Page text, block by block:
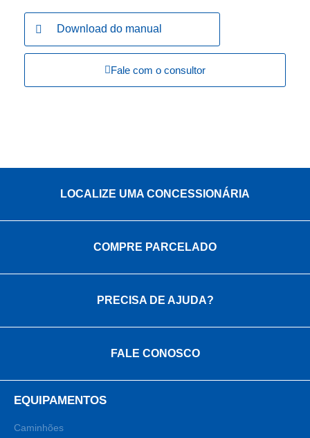
Download do manual
Fale com o consultor
LOCALIZE UMA CONCESSIONÁRIA
COMPRE PARCELADO
PRECISA DE AJUDA?
FALE CONOSCO
EQUIPAMENTOS
Caminhões